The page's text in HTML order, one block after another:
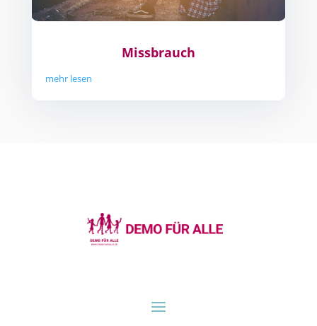
Missbrauch
mehr lesen